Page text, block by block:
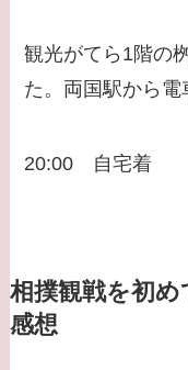
観光がてら1階の
た。両国駅から電
20:00 自宅着
相撲観戦を初
感想